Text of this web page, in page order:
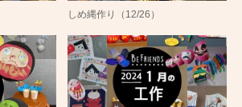
しめ縄作り（12/26）